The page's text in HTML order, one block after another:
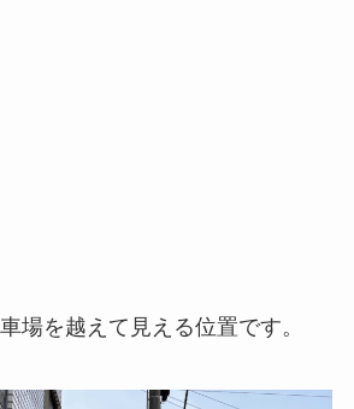
場を越えて見える位置です。